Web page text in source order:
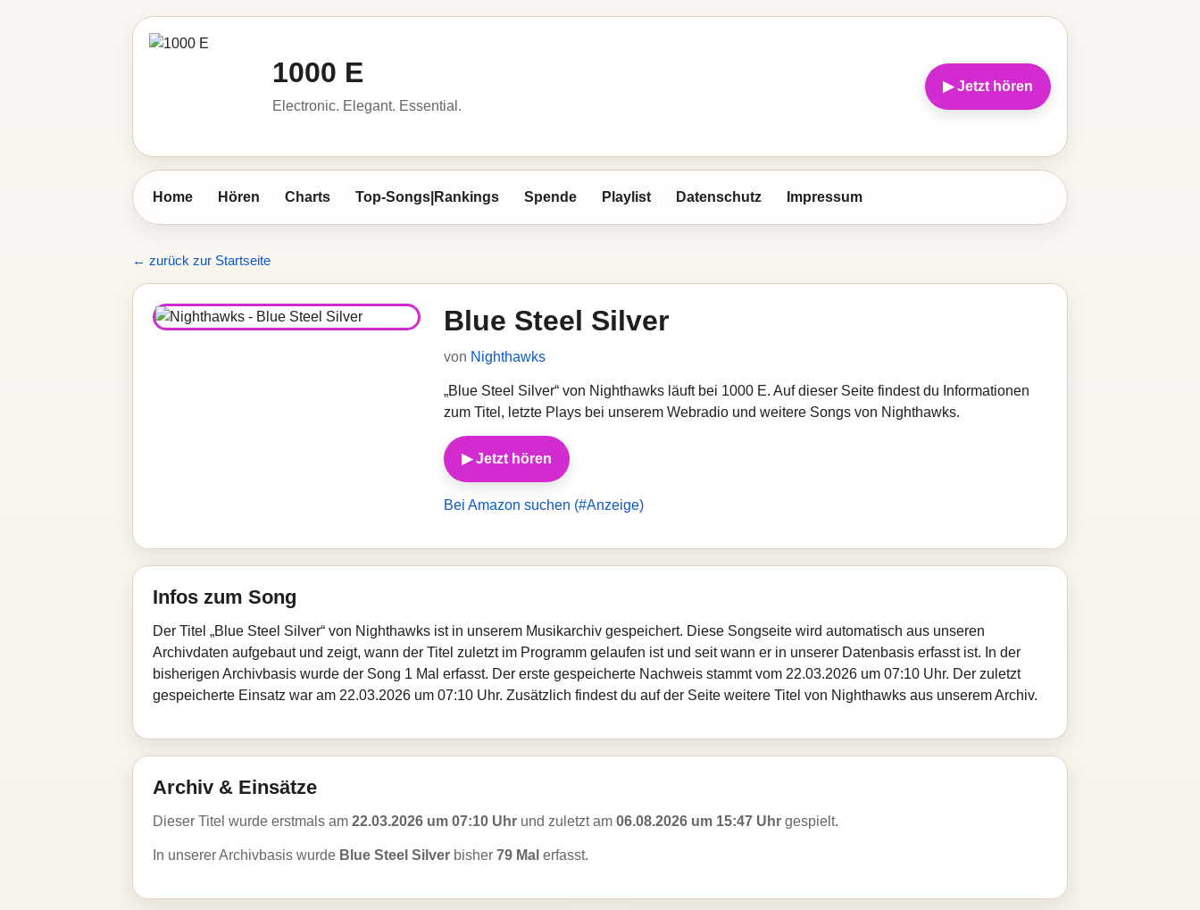
1000 E
Electronic. Elegant. Essential.
▶ Jetzt hören
Home Hören Charts Top-Songs|Rankings Spende Playlist Datenschutz Impressum
← zurück zur Startseite
Blue Steel Silver
von Nighthawks
„Blue Steel Silver“ von Nighthawks läuft bei 1000 E. Auf dieser Seite findest du Informationen
zum Titel, letzte Plays bei unserem Webradio und weitere Songs von Nighthawks.
▶ Jetzt hören
Bei Amazon suchen (#Anzeige)
Infos zum Song
Der Titel „Blue Steel Silver“ von Nighthawks ist in unserem Musikarchiv gespeichert. Diese Songseite wird automatisch aus unseren
Archivdaten aufgebaut und zeigt, wann der Titel zuletzt im Programm gelaufen ist und seit wann er in unserer Datenbasis erfasst ist. In der
bisherigen Archivbasis wurde der Song 1 Mal erfasst. Der erste gespeicherte Nachweis stammt vom 22.03.2026 um 07:10 Uhr. Der zuletzt
gespeicherte Einsatz war am 22.03.2026 um 07:10 Uhr. Zusätzlich findest du auf der Seite weitere Titel von Nighthawks aus unserem Archiv.
Archiv & Einsätze
Dieser Titel wurde erstmals am 22.03.2026 um 07:10 Uhr und zuletzt am 06.08.2026 um 15:47 Uhr gespielt.
In unserer Archivbasis wurde Blue Steel Silver bisher 79 Mal erfasst.